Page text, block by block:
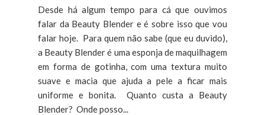
Desde há algum tempo para cá que ouvimos
falar da Beauty Blender e é sobre isso que vou
falar hoje. Para quem não sabe (que eu duvido),
a Beauty Blender é uma esponja de maquilhagem
em forma de gotinha, com uma textura muito
suave e macia que ajuda a pele a ficar mais
uniforme e bonita. Quanto custa a Beauty
Blender? Onde posso...